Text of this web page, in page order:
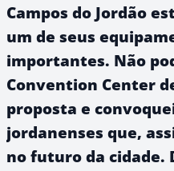
Campos do Jordão
um de seus
importantes. Não
Convention Center
proposta e
jordanenses que,
no futuro da cidade.